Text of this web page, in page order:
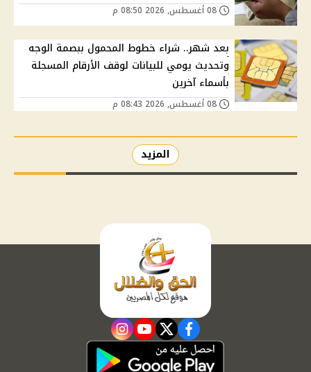
بعد شهر.. شراء خطوط المحمول ببصمة الوجه
وتحديث يومي للبيانات لوقف الأرقام المسجلة
بأسماء آخرين
المزيد
facebook
twitter
youtube
instagram